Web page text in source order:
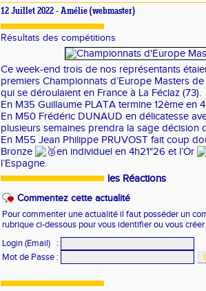
12 Juillet 2022 - Amélie (webmaster)
Résultats des compétitions
Ce week-end trois de nos représentants
premiers Championnats d’Europe Masters
qui se déroulaient en France à La Féclaz (73).
En M35 Guillaume PLATA termine 12ème en
En M50 Frédéric DUNAUD en délicatesse
plusieurs semaines prendra la sage décision
En M55 Jean Philippe PRUVOST fait coup
Bronze
en individuel en 4h21"26 et l’Or
l’Espagne.
les Réactions
Commentez cette actualité
Pour commenter une actualité il faut posséder un
rubrique ci-dessous pour vous identifier ou vous
Login (Email)
:
Mot de Passe :